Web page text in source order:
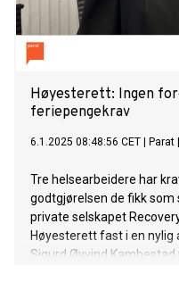
Høyesterett: Ingen
feriepengekrav
6.1.2025 08:48:56 CET Parat
Tre helsearbeidere har
godtgjørelsen de fikk
private selskapet
Høyesterett fast i en
Sigurd Øyvind Kambestad